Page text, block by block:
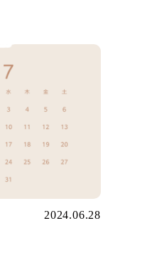
2024.06.28